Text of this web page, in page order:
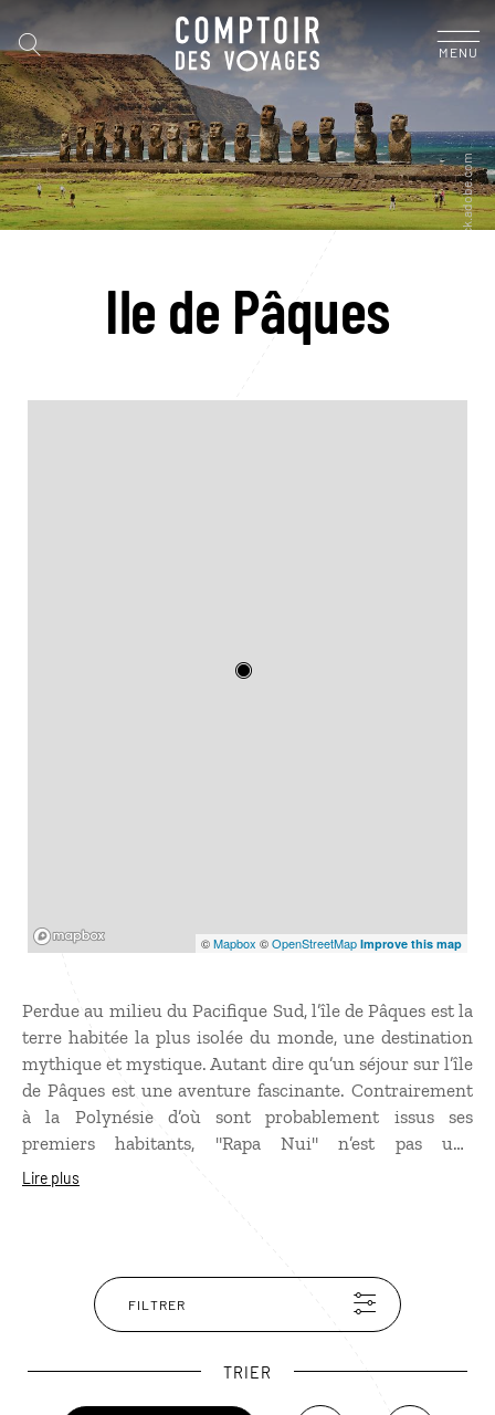
MENU
Ile de Pâques
©Mapbox ©OpenStreetMap Improve this map
Perdue au milieu du Pacifique Sud, l’île de Pâques est la
terre habitée la plus isolée du monde, une destination
mythique et mystique. Autant dire qu’un séjour sur l’île
de Pâques est une aventure fascinante. Contrairement
à la Polynésie d’où sont probablement issus ses
premiers habitants, "Rapa Nui" n’est pas une
destination balnéaire. On peut s’y baigner mais on y
entourée de mystères. La plupart ont été sculptés dans
du tuf dans la carrière de Rano Raraku. On en
dénombre plusieurs centaines sur l'île, dont certains
Lire plus
FILTRER
TRIER